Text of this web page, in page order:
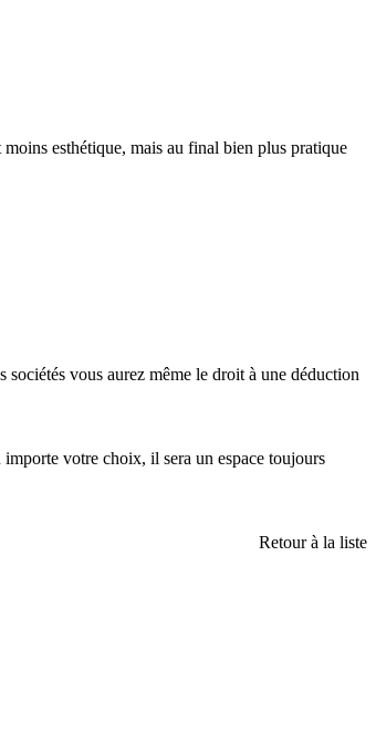
esthétique, mais au final bien plus pratique
sociétés vous aurez même le droit à une déduction
votre choix, il sera un espace toujours
Retour à la liste